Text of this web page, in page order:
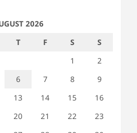
2026
T F S
S
1
2
6 7 8
9
13 14 15
16
20 21 22
23